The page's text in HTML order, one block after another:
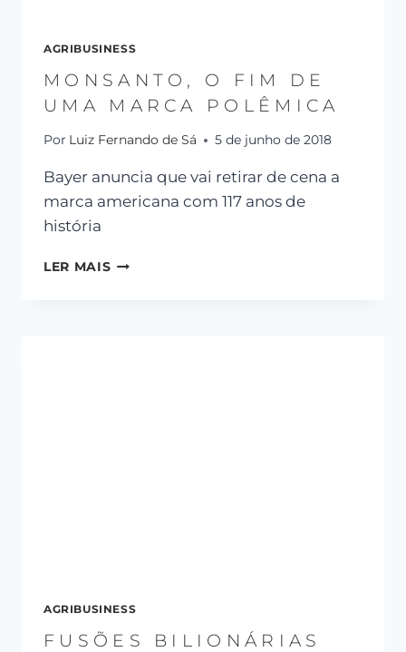
AGRIBUSINESS
MONSANTO, O FIM DE
UMA MARCA POLÊMICA
Por Luiz Fernando de Sá 5 de junho de 2018
Bayer anuncia que vai retirar de cena a
marca americana com 117 anos de
história
LER MAIS
AGRIBUSINESS
FUSÕES BILIONÁRIAS